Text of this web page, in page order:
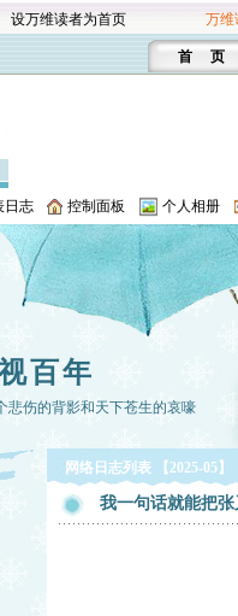
设万维读者为首页 万维
首 页
日志 控制面板 个人相册
百年
悲伤的背影和天下苍生的哀嚎
网络日志列表 【2025-05】
我一句话就能把